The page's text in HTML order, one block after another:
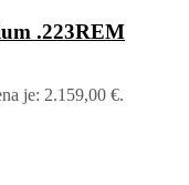
.223REM
je: 2.159,00 €.